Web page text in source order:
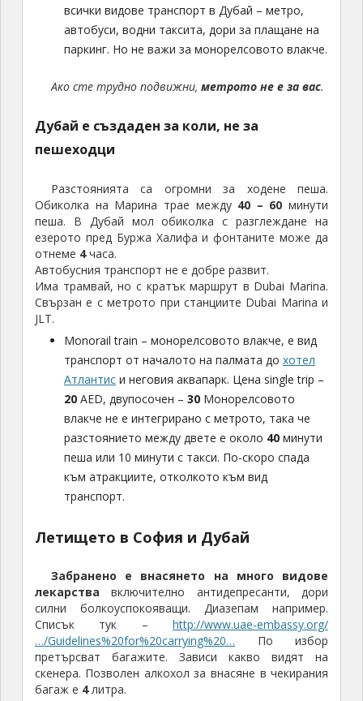
всички видове транспорт в Дубай – метро,
автобуси, водни таксита, дори за плащане на
паркинг. Но не важи за монорелсовото влакче.
Ако сте трудно подвижни, метрото не е за вас.
Дубай е създаден за коли, не за
пешеходци
Разстоянията са огромни за ходене пеша.
Обиколка на Марина трае между 40 – 60 минути
пеша. В Дубай мол обиколка с разглеждане на
езерото пред Буржа Халифа и фонтаните може да
отнеме 4часа.
Автобусния транспорт не е добре развит.
Има трамвай, но с кратък маршрут в Dubai Marina.
Свързан е с метрото при станциите Dubai Marina и
JLT.
Monorail train – монорелсовото влакче, е вид
транспорт от началото на палмата до хотел
Атлантиси неговия аквапарк. Цена single trip –
20AED, двупосочен – 30 Монорелсовото
влакче не е интегрирано с метрото, така че
разстоянието между двете е около 40минути
пеша или 10 минути с такси. По-скоро спада
към атракциите, отколкото към вид
транспорт.
Летището в София и Дубай
Забранено е внасянето на много видове
лекарства включително антидепресанти, дори
силни болкоуспокояващи. Диазепам например.
Списък тук –http://www.uae-embassy.org/
…/Guidelines%20for%20carrying%20… По избор
претърсват багажите. Зависи какво видят на
скенера. Позволен алкохол за внасяне в чекирания
багаж е 4литра.